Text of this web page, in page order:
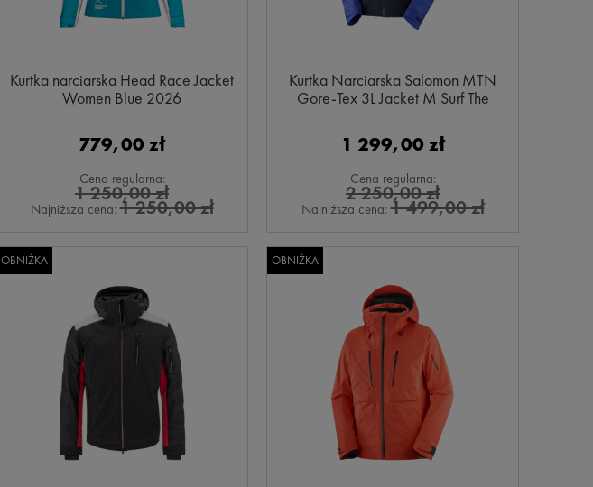
Kurtka narciarska Head Race Jacket
Women Blue 2026
779,00 zł
Cena regularna:
1 250,00 zł
Najniższa cena:1 250,00 zł
Kurtka Narciarska Salomon MTN
Gore-Tex 3L Jacket M Surf The
1 299,00 zł
Cena regularna:
2 250,00 zł
Najniższa cena:1 499,00 zł
OBNIŻKA OBNIŻKA